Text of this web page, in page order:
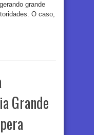
grande
O caso,
Grande